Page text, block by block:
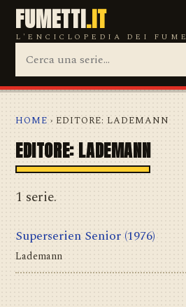
FUMETTI.IT
L'ENCICLOPEDIA DEI
HOME › EDITORE: LADEMANN
EDITORE: LADEMANN
1 serie.
Superserien Senior (1976)
Lademann